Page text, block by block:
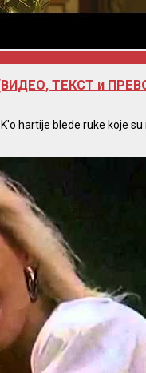
(ВИДЕО, ТЕКСТ и
hartije blede ruke koje